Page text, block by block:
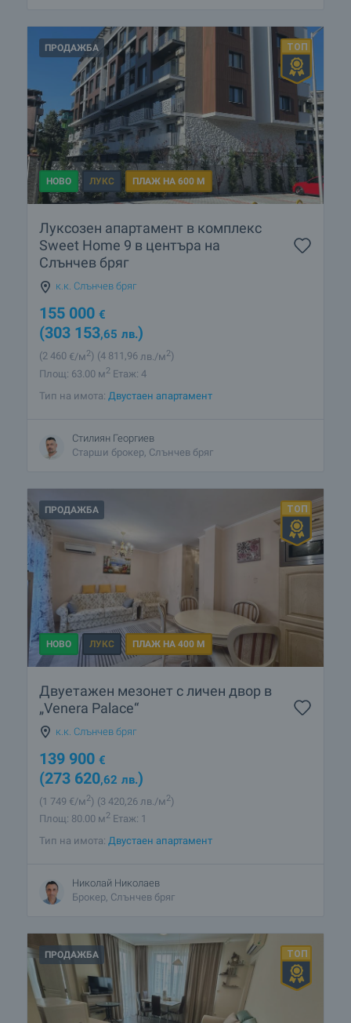
ПРОДАЖБА
НОВО ЛУКС ПЛАЖ НА 600 М
Луксозен апартамент в комплекс
Sweet Home 9 в центъра на
Слънчев бряг
к.к. Слънчев бряг
155 000 €
(303 153,65 лв.)
(2 460 €/м2) (4 811 ,96 лв./м2)
Площ: 63.00 м2 Етаж: 4
Тип на имота: Двустаен апартамент
Стилиян Георгиев
Старши брокер, Слънчев бряг
ПРОДАЖБА
НОВО ЛУКС ПЛАЖ НА 400 М
Двуетажен мезонет с личен двор в
„Venera Palace“
к.к. Слънчев бряг
139 900 €
(273 620,62 лв.)
(1 749 €/м2) (3 420,26 лв./м2)
Площ: 80.00 м2 Етаж: 1
Тип на имота: Двустаен апартамент
Николай Николаев
Брокер, Слънчев бряг
ПРОДАЖБА